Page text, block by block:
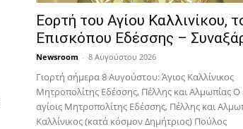
Εορτή του Αγίου Καλλινίκου,
Επισκόπου Εδέσσης –
Newsroom - 8 Αυγούστου 2026
Γιορτή σήμερα 8 Αυγούστου: Άγιος Καλλίνικος
Μητροπολίτης Εδέσσης, Πέλλης και Αλμωπίας Ο
αγίοις Μητροπολίτης Εδέσσης, Πέλλης και
Καλλίνικος (κατά κόσμον Δημήτριος) Πούλος